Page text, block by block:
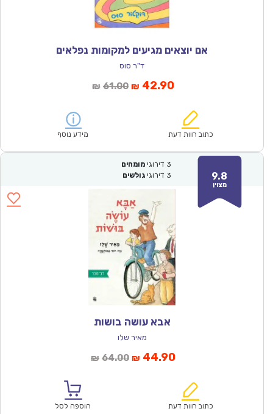
אם יוצאים מגיעים למקומות נפלאים
ד"ר סוס
₪ 61.00המחיר
₪61.00.
₪ 42.90המחיר
הוא:
כתוב חוות דעת מידע נוסף
9.8
מצוין
3 דירוגי מומחים
3 דירוגי גולשים
אבא עושה בושות
מאיר שלו
₪ 64.00המחיר
₪64.00.
₪ 44.90המחיר
הוא:
כתוב חוות דעת הוספה לסל